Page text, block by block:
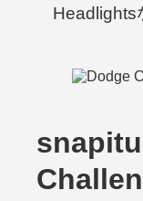
Headlights